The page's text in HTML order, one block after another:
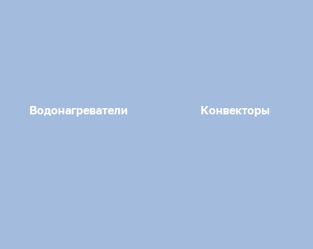
Водонагреватели Конвекторы